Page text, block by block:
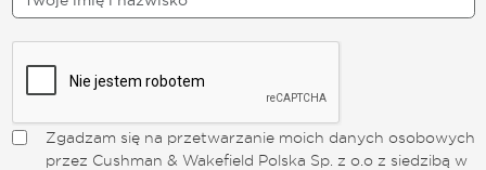
Zgadzam się na przetwarzanie moich danych osobowych
przez Cushman & Wakefield Polska Sp. z o.o z siedzibą w